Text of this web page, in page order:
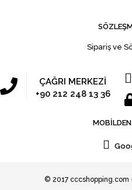
Sipariş ve
ÇAĞRI MERKEZİ
+90 212 248 13 36
© 2017 cccshopping.com -